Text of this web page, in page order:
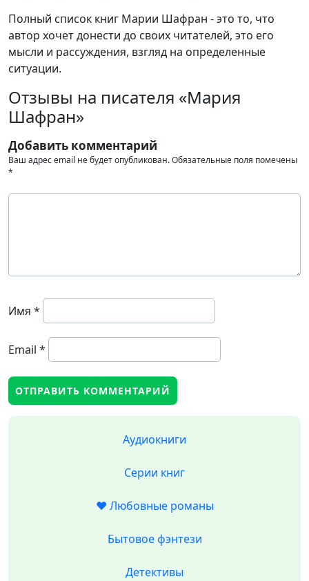
Полный список книг Марии Шафран - это то, что
автор хочет донести до своих читателей, это его
мысли и рассуждения, взгляд на определенные
ситуации.
Отзывы на писателя «Мария
Шафран»
Добавить комментарий
Ваш адрес email не будет опубликован.Обязательные поля помечены
*
Имя *
Email *
Аудиокниги
Серии книг
❤️ Любовные романы
Бытовое фэнтези
Детективы